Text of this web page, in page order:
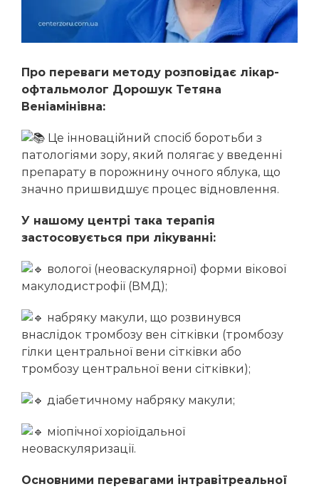
Молошій Володимир Васильович
Бора Катерина Василівна
Жабоєдов Дмитро Геннадійович
Мазур Євгенія Василівна
Супік Марина Станіславівна
Кондратенко Наталія Геннадіївна
Кіш Оксана Володимирівна
Мушак Іванна Іванівна
Мельник Марина Володимирівна
Стойка Альона Василівна
Косоокість
Амбліопія
Про переваги методу розповідає лікар-
офтальмолог Дорошук Тетяна
Веніамінівна:
Це інноваційний спосіб боротьби з
патологіями зору, який полягає у введенні
препарату в порожнину очного яблука, що
значно пришвидшує процес відновлення.
У нашому центрі така терапія
застосовується при лікуванні:
вологої (неоваскулярної) форми вікової
макулодистрофії (ВМД);
набряку макули, що розвинувся
внаслідок тромбозу вен сітківки (тромбозу
гілки центральної вени сітківки або
тромбозу центральної вени сітківки);
діабетичному набряку макули;
міопічної хоріоїдальної
неоваскуляризації.
Основними перевагами інтравітреальної